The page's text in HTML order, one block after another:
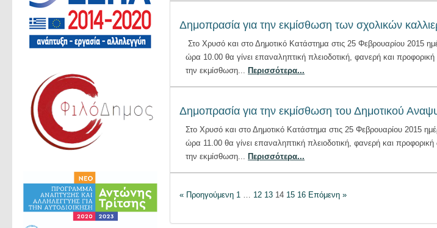
Δημοπρασία για την εκμίσθωση των σχολικών
Στο Χρυσό και στο Δημοτικό Κατάστημα στις 25 Φεβρουαρίου 2015
ώρα 10.00 θα γίνει επαναληπτική πλειοδοτική, φανερή και
την εκμίσθωση... Περισσότερα...
Δημοπρασία για την εκμίσθωση του Δημοτικού
Στο Χρυσό και στο Δημοτικό Κατάστημα στις 25 Φεβρουαρίου 2015
ώρα 11.00 θα γίνει επαναληπτική πλειοδοτική, φανερή και
την εκμίσθωση... Περισσότερα...
« Προηγούμενη 1 … 12 13 14 15 16 Επόμενη »